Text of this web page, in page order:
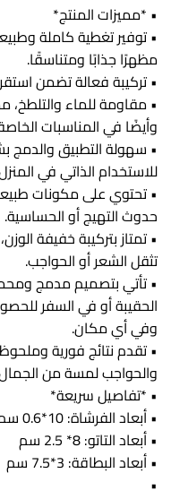
• *مميزات المنتج*
• توفير تغطية كاملة
مظهرًا جذابًا ومتناسقًا.
• تركيبة فعالة تضمن
• مقاومة للماء والتلطخ،
وأيضًا في المناسبات
• سهولة التطبيق والدمج
للاستخدام الذاتي في
• تحتوي على مكونات
حدوث التهيج أو الحساسية.
• تمتاز بتركيبة خفيفة
تثقل الشعر أو الحواجب.
• تأتي بتصميم مدمج
الحقيبة أو في السفر
وفي أي مكان.
• تقدم نتائج فورية
والحواجب لمسة من الجمال
• *تفاصيل سريعة*
• أبعاد الفرشاة: 10*0.6 سم
• أبعاد التاتو: 8* 2.5 سم
• أبعاد البطاقة: 3*7.5 سم
•